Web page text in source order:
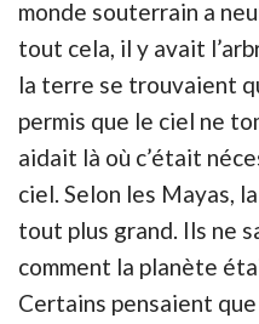
monde souterrain a
tout cela, il y avait
la terre se trouvaient
permis que le ciel ne
aidait là où c’était
ciel. Selon les Mayas,
tout plus grand. Ils ne
comment la planète
Certains pensaient